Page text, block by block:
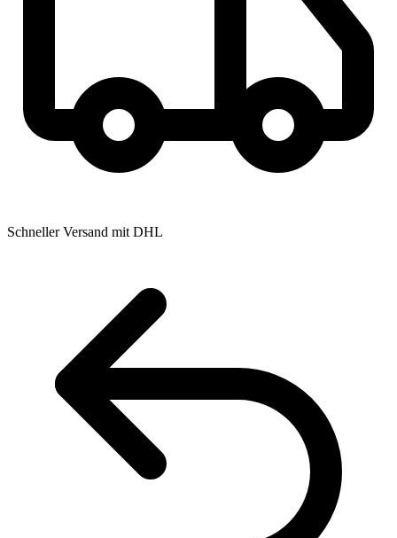
Schneller Versand mit DHL